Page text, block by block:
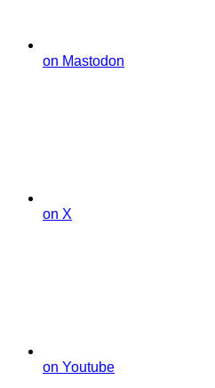
on Mastodon
on X
on Youtube